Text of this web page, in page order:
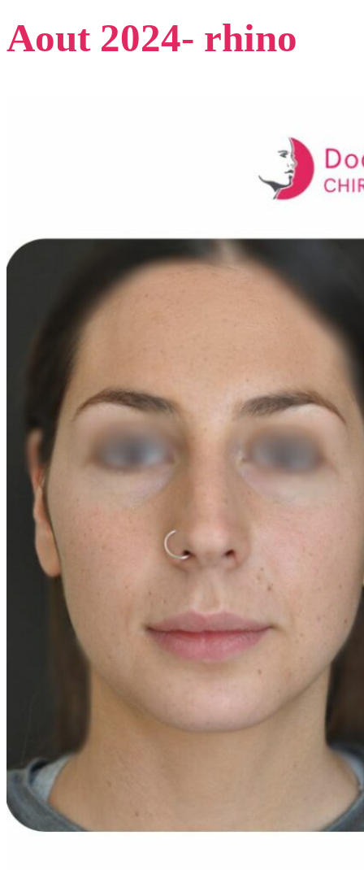
Aout 2024- rhino